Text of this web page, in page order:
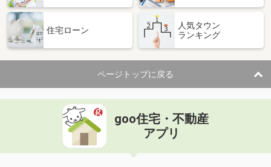
住宅ローン
人気タウン
ランキング
ページトップに戻る
goo住宅・不動産
アプリ